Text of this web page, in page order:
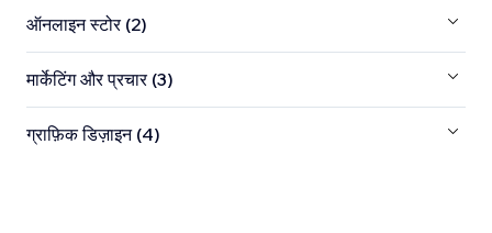
ऑनलाइन स्टोर (2)
मार्केटिंग और प्रचार (3)
ग्राफ़िक डिज़ाइन (4)